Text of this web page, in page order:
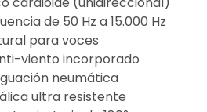
de 50 Hz a 15.000 Hz
para voces
viento incorporado
neumática
ultra resistente